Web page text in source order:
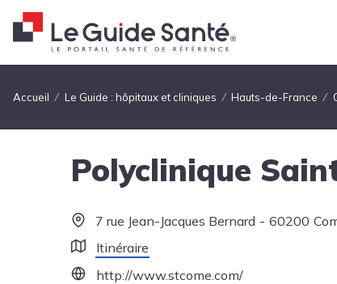
Fil d'Ariane
Accueil Le Guide : hôpitaux et cliniques Hauts-de-France
Polyclinique
7 rue Jean-Jacques Bernard 60200
Itinéraire
http://www.stcome.com/